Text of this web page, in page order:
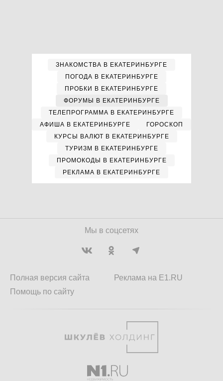
ЗНАКОМСТВА В ЕКАТЕРИНБУРГЕ
ПОГОДА В ЕКАТЕРИНБУРГЕ
ПРОБКИ В ЕКАТЕРИНБУРГЕ
ФОРУМЫ В ЕКАТЕРИНБУРГЕ
ТЕЛЕПРОГРАММА В ЕКАТЕРИНБУРГЕ
АФИША В ЕКАТЕРИНБУРГЕ
ГОРОСКОП
КУРСЫ ВАЛЮТ В ЕКАТЕРИНБУРГЕ
ТУРИЗМ В ЕКАТЕРИНБУРГЕ
ПРОМОКОДЫ В ЕКАТЕРИНБУРГЕ
РЕКЛАМА В ЕКАТЕРИНБУРГЕ
Мы в соцсетях
Полная версия сайта
Помощь по сайту
Реклама на E1.RU